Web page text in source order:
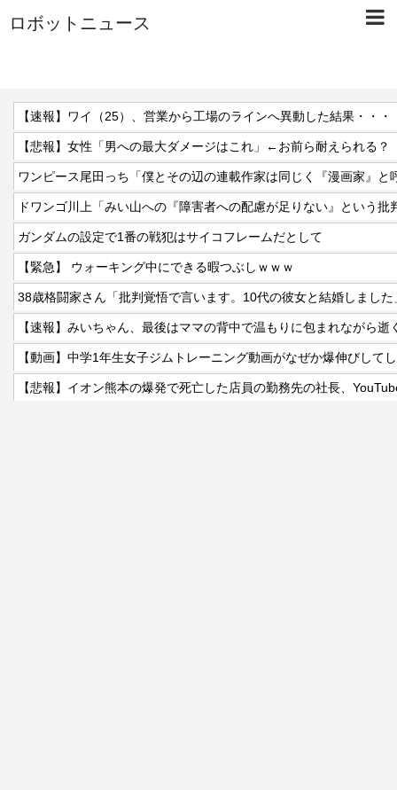
ロボットニュース
【速報】ワイ（25）、営業から工場のラインへ異動した結果・・・
【悲報】女性「男への最大ダメージはこれ」←お前ら耐えられる？
ガンダムの設定で1番の戦犯はサイコフレームだとして
【緊急】 ウォーキング中にできる暇つぶしｗｗｗ
【速報】みいちゃん、最後はママの背中で温もりに包まれながら
【動画】中学1年生女子ジムトレーニング動画がなぜか爆伸びして